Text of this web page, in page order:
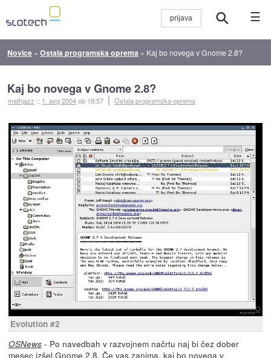
☰
Novice »Ostala programska oprema » Kaj bo novega v Gnome 2.8?
Kaj bo novega v Gnome 2.8?
mathjazz :: 1. avg 2004ob 18:57 Ostala programska oprema
Evolution #2
OSNews- Po navedbah v razvojnem načrtu naj bi čez dober
mesec izšel Gnome 2.8. Če vas zanima, kaj bo novega v